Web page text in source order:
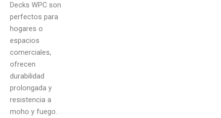
Decks WPC son
perfectos para
hogares o
espacios
comerciales,
ofrecen
durabilidad
prolongada y
resistencia a
moho y fuego.